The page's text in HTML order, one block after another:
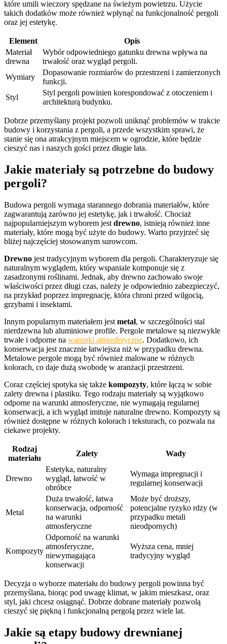
które umili wieczory spędzane na świeżym powietrzu. Użycie
takich dodatków może również wpłynąć na funkcjonalność pergoli
oraz jej estetykę.
Element
Opis
Materiał
drewna
Wybór odpowiedniego gatunku drewna wpływa na
trwałość oraz wygląd pergoli.
Wymiary
Dopasowanie rozmiarów do przestrzeni i zamierzonych
funkcji.
Styl
Styl pergoli powinien korespondować z otoczeniem i
architekturą budynku.
Dobrze przemyślany projekt pozwoli uniknąć problemów w trakcie
budowy i korzystania z pergoli, a przede wszystkim sprawi, że
stanie się ona atrakcyjnym miejscem w ogrodzie, które będzie
cieszyć nas i naszych gości przez długie lata.
Jakie materiały są potrzebne do budowy
pergoli?
Budowa pergoli wymaga starannego dobrania materiałów, które
zagwarantują zarówno jej estetykę, jak i trwałość. Chociaż
najpopularniejszym wyborem jest drewno, istnieją również inne
materiały, które mogą być użyte do budowy. Warto przyjrzeć się
bliżej najczęściej stosowanym surowcom.
Drewno jest tradycyjnym wyborem dla pergoli. Charakteryzuje się
naturalnym wyglądem, który wspaniale komponuje się z
zasadzonymi roślinami. Jednak, aby drewno zachowało swoje
właściwości przez długi czas, należy je odpowiednio zabezpieczyć,
na przykład poprzez impregnację, która chroni przed wilgocią,
grzybami i insektami.
Innym popularnym materiałem jest metal, w szczególności stal
nierdzewna lub aluminiowe profile. Pergole metalowe są niezwykle
trwałe i odporne na warunki atmosferyczne. Dodatkowo, ich
konserwacja jest znacznie łatwiejsza niż w przypadku drewna.
Metalowe pergole mogą być również malowane w różnych
kolorach, co daje dużą swobodę w aranżacji przestrzeni.
Coraz częściej spotyka się także kompozyty, które łączą w sobie
zalety drewna i plastiku. Tego rodzaju materiały są wyjątkowo
odporne na warunki atmosferyczne, nie wymagają regularnej
konserwacji, a ich wygląd imituje naturalne drewno. Kompozyty są
również dostępne w różnych kolorach i teksturach, co pozwala na
ciekawe projekty.
Rodzaj
materiału
Zalety Wady
Drewno
Estetyka, naturalny
wygląd, łatwość w
obróbce
Wymaga impregnacji i
regularnej konserwacji
Metal
Duża trwałość, łatwa
konserwacja, odporność
na warunki
atmosferyczne
Może być droższy,
potencjalne ryzyko rdzy (w
przypadku metali
nieodpornych)
Kompozyty
Odporność na warunki
atmosferyczne,
niewymagająca
konserwacji
Wyższa cena, mniej
tradycyjny wygląd
Decyzja o wyborze materiału do budowy pergoli powinna być
przemyślana, biorąc pod uwagę klimat, w jakim mieszkasz, oraz
styl, jaki chcesz osiągnąć. Dobrze dobrane materiały pozwolą
cieszyć się piękną i funkcjonalną pergolą przez wiele lat.
Jakie są etapy budowy drewnianej